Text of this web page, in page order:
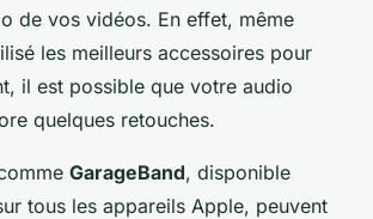
de vos vidéos. En effet, même
les meilleurs accessoires pour
il est possible que votre audio
quelques retouches.
GarageBand, disponible
tous les appareils Apple, peuvent